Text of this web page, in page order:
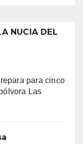
NUCIA DEL
para cinco
Las